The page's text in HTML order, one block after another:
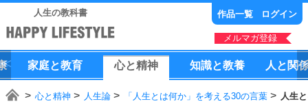
人生の教科書 作品一覧 ログイン
メルマガ登録
家庭と教育 心と精神 知識と教養 人 と 関
心と精神 人生論 「人生とは何か」を考える30の言葉 人生